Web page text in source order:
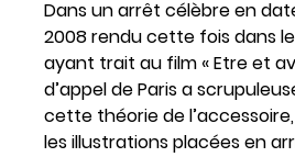
Dans un arrêt célèbre en
2008 rendu cette fois dans
ayant trait au film « Etre et
d’appel de Paris a
cette théorie de
les illustrations placées en